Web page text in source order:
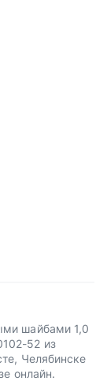
шайбами 1,0
52 из
Челябинске
онлайн.